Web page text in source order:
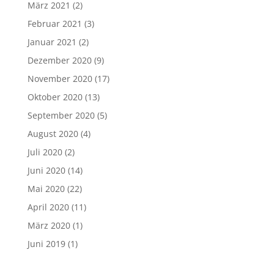
März 2021 (2)
Februar 2021 (3)
Januar 2021 (2)
Dezember 2020(9)
November 2020(17)
Oktober 2020(13)
September 2020(5)
August 2020(4)
Juli 2020(2)
Juni 2020(14)
Mai 2020(22)
April 2020(11)
März 2020(1)
Juni 2019(1)